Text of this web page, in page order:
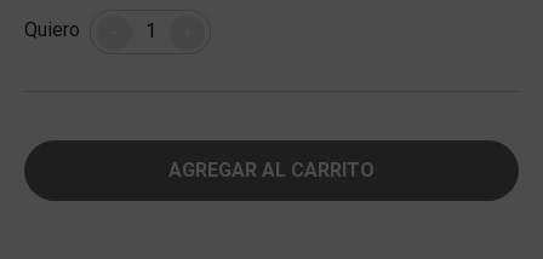
Quiero Cantidad
AGREGAR AL CARRITO